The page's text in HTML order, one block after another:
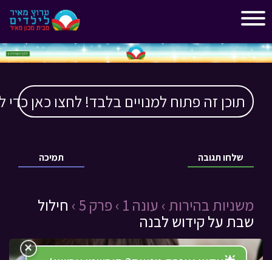
תוכן זה פתוח למנויים בלבד! לחצו כאן כדי
תמיכה שלחו תגובה
משניות בהירות › עונה 1 › פרק 5 ›
חילול
שבת על קידוש לבנה
×